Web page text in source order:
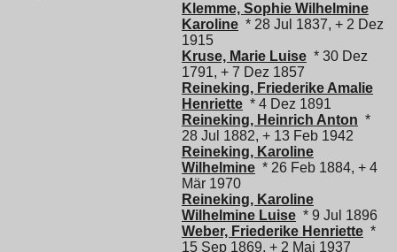
Klemme, Sophie Wilhelmine
Karoline * 28 Jul 1837, + 2 Dez
1915
Kruse, Marie Luise * 30 Dez
1791, + 7 Dez 1857
Reineking, Friederike Amalie
Henriette * 4 Dez 1891
Reineking, Heinrich Anton *
28 Jul 1882, + 13 Feb 1942
Reineking, Karoline
Wilhelmine * 26 Feb 1884, + 4
Mär 1970
Reineking, Karoline
Wilhelmine Luise * 9 Jul 1896
Weber, Friederike Henriette *
15 Sep 1869, + 2 Mai 1937